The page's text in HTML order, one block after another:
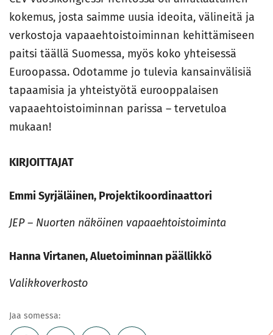
kokemus, josta saimme uusia ideoita, välineitä ja
verkostoja vapaaehtoistoiminnan kehittämiseen
paitsi täällä Suomessa, myös koko yhteisessä
Euroopassa. Odotamme jo tulevia kansainvälisiä
tapaamisia ja yhteistyötä eurooppalaisen
vapaaehtoistoiminnan parissa – tervetuloa
mukaan!
KIRJOITTAJAT
Emmi Syrjäläinen, Projektikoordinaattori
JEP – Nuorten näköinen vapaaehtoistoiminta
Hanna Virtanen,Aluetoiminnan päällikkö
Valikkoverkosto
Jaa somessa: